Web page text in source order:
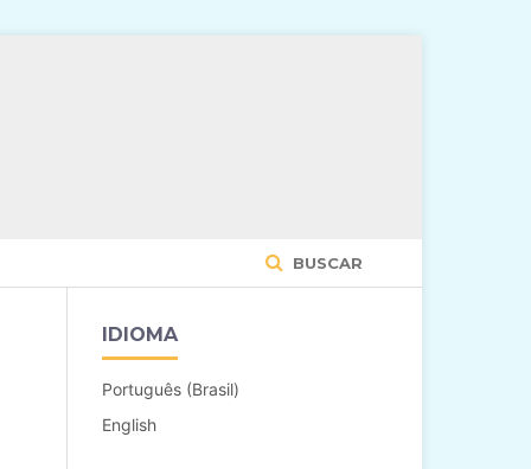
BUSCAR
IDIOMA
Português (Brasil)
English